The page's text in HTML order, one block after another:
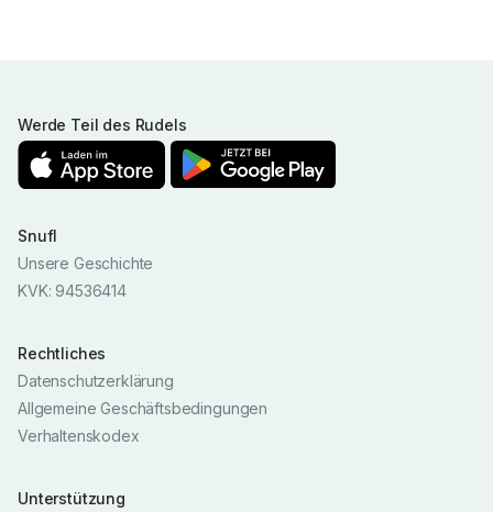
Werde Teil des Rudels
Snufl
Unsere Geschichte
KVK: 94536414
Rechtliches
Datenschutzerklärung
Allgemeine Geschäftsbedingungen
Verhaltenskodex
Unterstützung